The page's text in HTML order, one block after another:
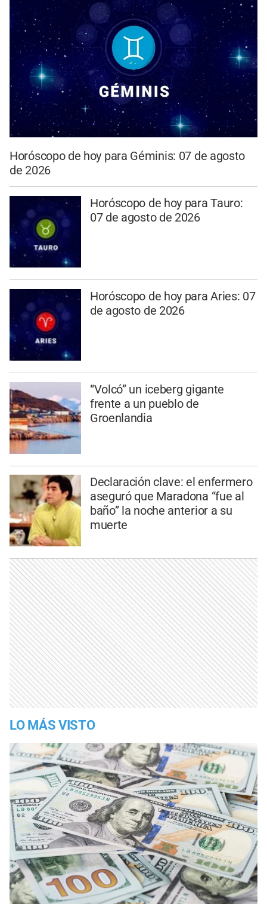
Horóscopo de hoy para Géminis: 07 de agosto
de 2026
Horóscopo de hoy para Tauro:
07 de agosto de 2026
Horóscopo de hoy para Aries: 07
de agosto de 2026
“Volcó” un iceberg gigante
frente a un pueblo de
Groenlandia
Declaración clave: el enfermero
aseguró que Maradona “fue al
baño” la noche anterior a su
muerte
LO MÁS VISTO